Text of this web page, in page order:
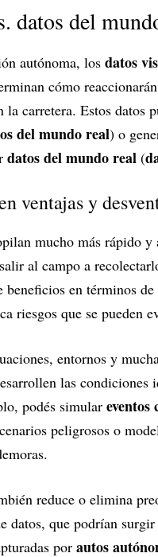
datos del
autónoma, los datos
cómo
carretera. Estos datos
del mundo real) o
datos del mundo real (
ventajas y
mucho más rápido
al campo a
en términos
riesgos que se pueden
entornos y
las
podés simular eventos
peligrosos o
reduce o elimina
datos, que podrían
por autos